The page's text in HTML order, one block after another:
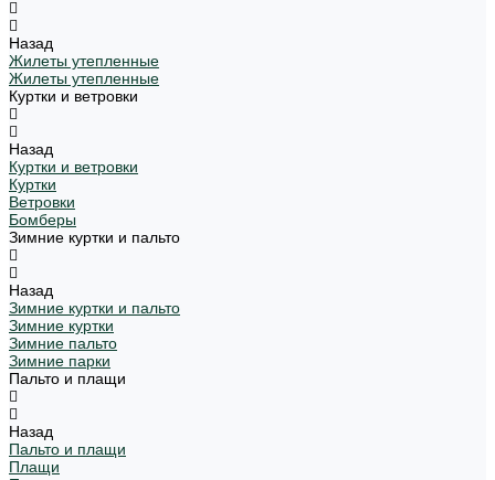
Назад
Жилеты утепленные
Жилеты утепленные
Куртки и ветровки
Назад
Куртки и ветровки
Куртки
Ветровки
Бомберы
Зимние куртки и пальто
Назад
Зимние куртки и пальто
Зимние куртки
Зимние пальто
Зимние парки
Пальто и плащи
Назад
Пальто и плащи
Плащи